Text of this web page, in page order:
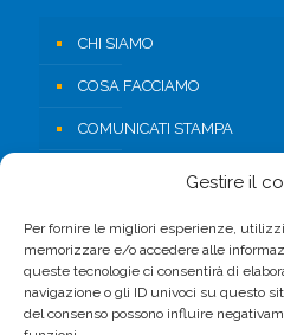
Gestire il
Per fornire le migliori esperienze,
memorizzare e/o accedere alle
queste tecnologie ci consentirà di
navigazione o gli ID univoci su questo
del consenso possono influire
CHI SIAMO
COSA FACCIAMO
COMUNICATI STAMPA
AREA RISERVATA